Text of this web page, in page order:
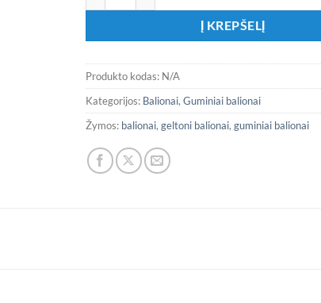
Į KREPŠELĮ
Produkto kodas: N/A
Kategorijos: Balionai,Guminiai balionai
Žymos: balionai,geltoni balionai,guminiai balionai